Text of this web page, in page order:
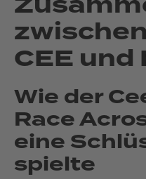
CEE
Wie der
Race
eine
spielte